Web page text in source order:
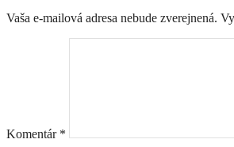
Vaša e-mailová adresa nebude zverejnená.
Komentár *